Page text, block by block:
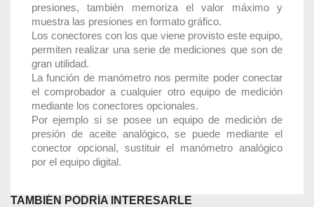
presiones, también memoriza el valor máximo y
muestra las presiones en formato gráfico.
Los conectores con los que viene provisto este equipo,
permiten realizar una serie de mediciones que son de
gran utilidad.
La función de manómetro nos permite poder conectar
el comprobador a cualquier otro equipo de medición
mediante los conectores opcionales.
Por ejemplo si se posee un equipo de medición de
presión de aceite analógico, se puede mediante el
conector opcional, sustituir el manómetro analógico
por el equipo digital.
TAMBIÉN PODRÍA INTERESARLE